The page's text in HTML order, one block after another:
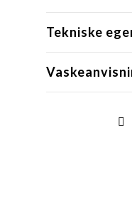
Tekniske